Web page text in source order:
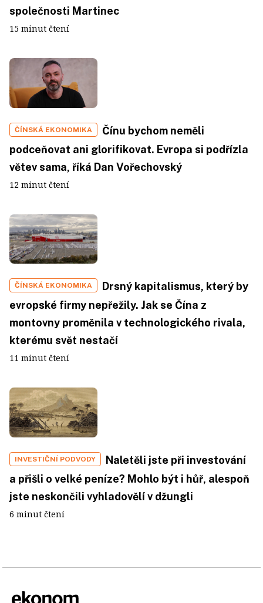
společnosti Martinec
15 minut čtení
ČÍNSKÁ EKONOMIKA
Čínu bychom neměli
podceňovat ani glorifikovat. Evropa si podřízla
větev sama, říká Dan Vořechovský
12 minut čtení
ČÍNSKÁ EKONOMIKA
Drsný kapitalismus, který by
evropské firmy nepřežily. Jak se Čína z
montovny proměnila v technologického rivala,
kterému svět nestačí
11 minut čtení
INVESTIČNÍ PODVODY
Naletěli jste při investování
a přišli o velké peníze? Mohlo být i hůř, alespoň
jste neskončili vyhladovělí v džungli
6 minut čtení